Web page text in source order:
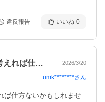
違反報告 いいね 0
雨風には弱いですが価格を考えれば仕方な… 2026/3/20
umk********さん
ば仕方ないかもしれませ